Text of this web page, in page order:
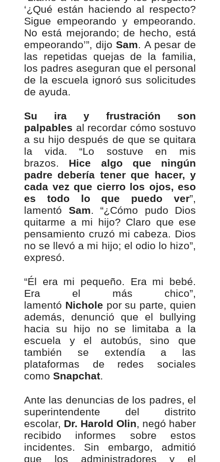
‘¿Qué están haciendo al respecto?
Sigue empeorando y empeorando.
No está mejorando; de hecho, está
empeorando’”, dijoSam. A pesar de
las repetidas quejas de la familia,
los padres aseguran que el personal
de la escuela ignoró sus solicitudes
de ayuda.
Su ira y frustración son
palpables al recordar cómo sostuvo
a su hijo después de que se quitara
la vida. “Lo sostuve en mis
brazos. Hice algo que ningún
padre debería tener que hacer, y
cada vez que cierro los ojos, eso
es todo lo que puedo ver”,
lamentó Sam. “¿Cómo pudo Dios
quitarme a mi hijo? Claro que ese
pensamiento cruzó mi cabeza. Dios
no se llevó a mi hijo; el odio lo hizo”,
expresó.
“Él era mi pequeño. Era mi bebé.
Era el más chico”,
lamentó Nichole por su parte, quien
además, denunció que el bullying
hacia su hijo no se limitaba a la
escuela y el autobús, sino que
también se extendía a las
plataformas de redes sociales
como Snapchat.
Ante las denuncias de los padres, el
superintendente del distrito
escolar, Dr. Harold Olin, negó haber
recibido informes sobre estos
incidentes. Sin embargo, admitió
que los administradores y el